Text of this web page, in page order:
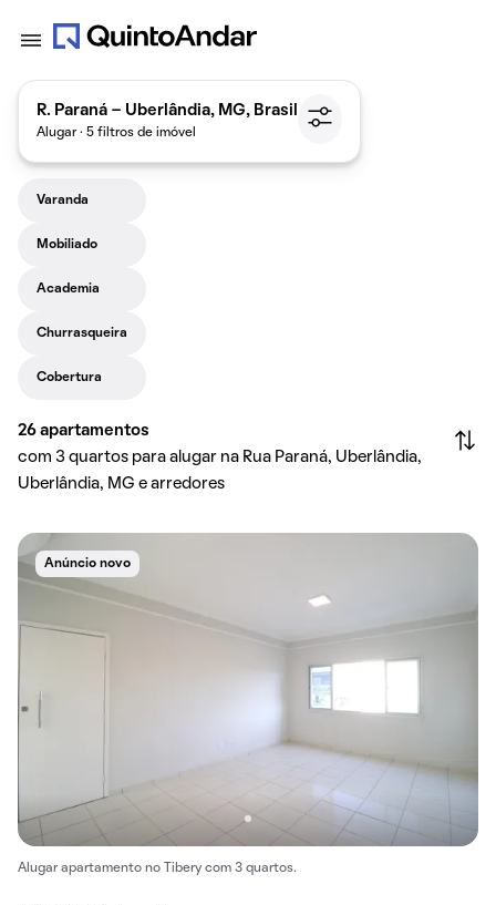
R. Paraná - Uberlândia, MG, Brasil
Alugar · 5 filtros de imóvel
Varanda
Mobiliado
Academia
Churrasqueira
Cobertura
26 apartamentos
com 3 quartos para alugar na Rua Paraná, Uberlândia,
Uberlândia, MG e arredores
Anúncio novo
Alugar apartamento no Tibery com 3 quartos.